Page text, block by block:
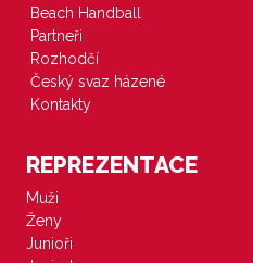
Beach Handball
Partneři
Rozhodčí
Český svaz házené
Kontakty
REPREZENTACE
Muži
Ženy
Junioři